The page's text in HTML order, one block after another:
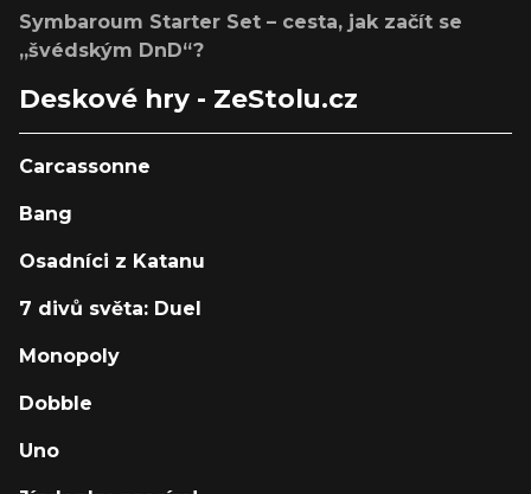
Symbaroum Starter Set – cesta, jak začít se
„švédským DnD“?
Deskové hry - ZeStolu.cz
Carcassonne
Bang
Osadníci z Katanu
7 divů světa: Duel
Monopoly
Dobble
Uno